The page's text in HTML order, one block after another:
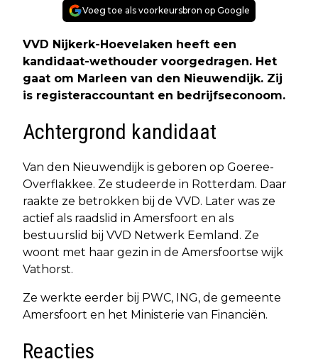
Voeg toe als voorkeursbron op Google
VVD Nijkerk-Hoevelaken heeft een
kandidaat-wethouder voorgedragen. Het
gaat om Marleen van den Nieuwendijk. Zij
is registeraccountant en bedrijfseconoom.
Achtergrond kandidaat
Van den Nieuwendijk is geboren op Goeree-
Overflakkee. Ze studeerde in Rotterdam. Daar
raakte ze betrokken bij de VVD. Later was ze
actief als raadslid in Amersfoort en als
bestuurslid bij VVD Netwerk Eemland. Ze
woont met haar gezin in de Amersfoortse wijk
Vathorst.
Ze werkte eerder bij PWC, ING, de gemeente
Amersfoort en het Ministerie van Financiën.
Reacties